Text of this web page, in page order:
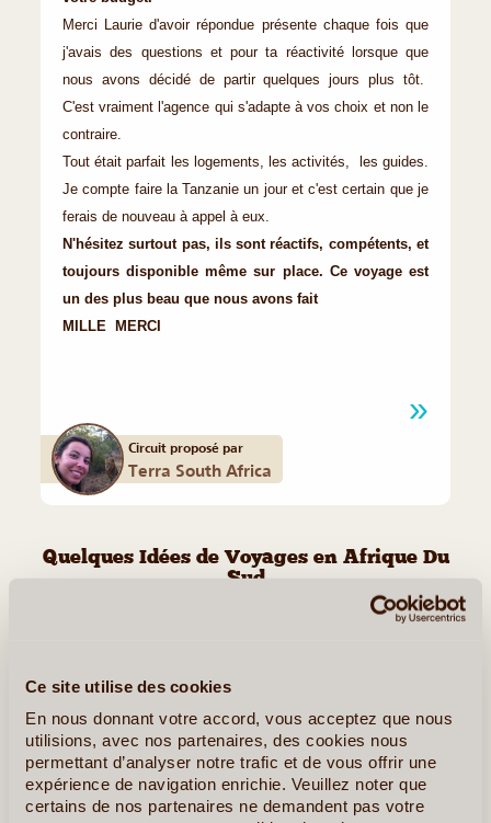
Ce site utilise des cookies
En nous donnant votre accord, vous acceptez que nous
utilisions, avec nos partenaires, des cookies nous
permettant d’analyser notre trafic et de vous offrir une
expérience de navigation enrichie. Veuillez noter que
certains de nos partenaires ne demandent pas votre
Merci Laurie d'avoir répondue présente chaque fois que
j'avais des questions et pour ta réactivité lorsque que
nous avons décidé de partir quelques jours plus tôt.
C'est vraiment l'agence qui s'adapte à vos choix et non le
contraire.
Tout était parfait les logements, les activités, les guides.
Je compte faire la Tanzanie un jour et c'est certain que je
ferais de nouveau à appel à eux.
N'hésitez surtout pas, ils sont réactifs, compétents, et
toujours disponible même sur place. Ce voyage est
un des plus beau que nous avons fait
MILLE MERCI
Circuit proposé par
Terra South Africa
Quelques Idées de Voyages en Afrique Du
Sud